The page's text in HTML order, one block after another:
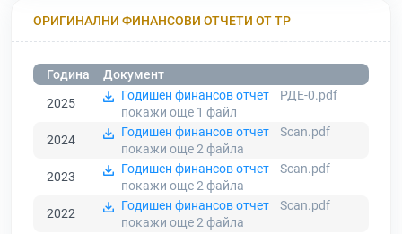
ОРИГИНАЛНИ ФИНАНСОВИ ОТЧЕТИ ОТ ТР
Година
Документ
2025
Годишен финансов отчет
РДЕ-0.pdf
покажи още 1 файл
2024
Годишен финансов отчет
Scan.pdf
покажи още 2файла
2023
Годишен финансов отчет
Scan.pdf
покажи още 2файла
2022
Годишен финансов отчет
Scan.pdf
покажи още 2файла